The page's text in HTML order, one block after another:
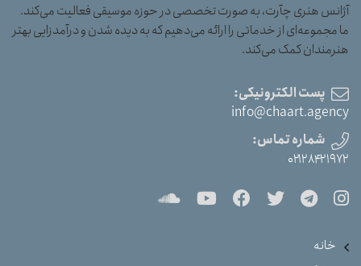
آژانس هنری چآرت، به صورت تخصصی در حوزه موسیقی فعالیت می‌کند.
ما مجموعه‌ای از خدماتی را ارائه می‌دهیم که به دیده شدن و درآمدزایی بهتر
هنرمندان کمک می‌کند.
پست الکترونیکی:
info@chaart.agency
شماره تماس:
۰۲۱۲۸۴۲۱۹۷۲
خانه